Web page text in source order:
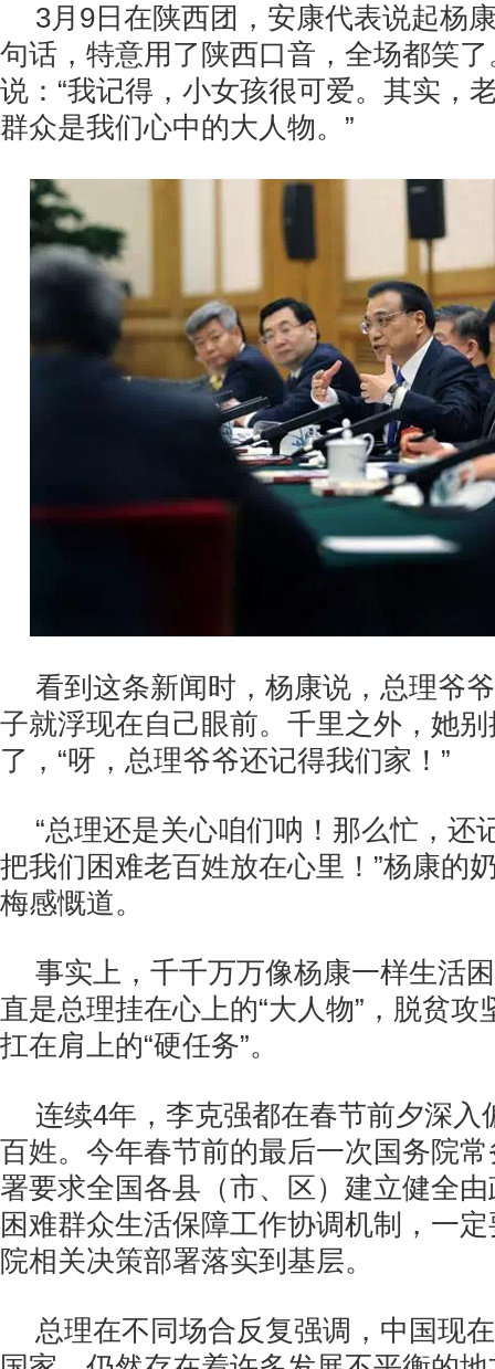
3月 9日在陕西团，安康代表说起杨
句话，特意用了陕西口音，全场都笑
说：“我记得，小女孩很可爱。其实，
群众是我们心中的大人物。”
看到这条新闻时，杨康说，总理爷
子就浮现在自己眼前。千里之外，她
了，“呀，总理爷爷还记得我们家！”
“总理还是关心咱们呐！那么忙，还
把我们困难老百姓放在心里！”杨康的
梅感慨道。
事实上，千千万万像杨康一样生活
直是总理挂在心上的“大人物”，脱贫攻
扛在肩上的“硬任务”。
连续4年，李克强都在春节前夕深入
百姓。今年春节前的最后一次国务院
署要求全国各县（市、区）建立健全
困难群众生活保障工作协调机制，一
院相关决策部署落实到基层。
总理在不同场合反复强调，中国现